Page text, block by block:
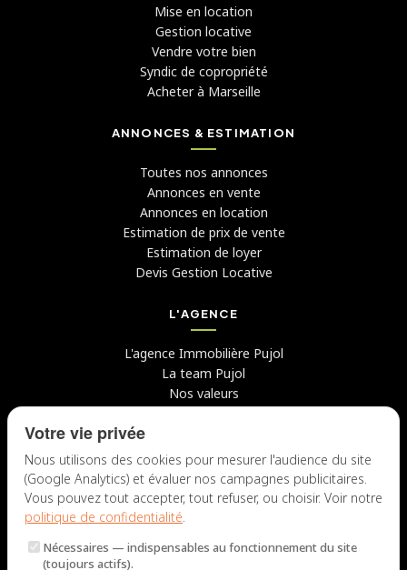
Mise en location
Gestion locative
Vendre votre bien
Syndic de copropriété
Acheter à Marseille
ANNONCES & ESTIMATION
Toutes nos annonces
Annonces en vente
Annonces en location
Estimation de prix de vente
Estimation de loyer
Devis Gestion Locative
L'AGENCE
L'agence Immobilière Pujol
La team Pujol
Nos valeurs
Avis clients
Candidater chez nous
NOUS CONTACTER
Lun – Jeu : 9h – 12h / 14h – 18h
Votre vie privée
Nous utilisons des cookies pour mesurer l'audience du site
(Google Analytics) et évaluer nos campagnes publicitaires.
Vous pouvez tout accepter, tout refuser, ou choisir. Voir notre
politique de confidentialité.
Nécessaires — indispensables au fonctionnement du site
(toujours actifs).